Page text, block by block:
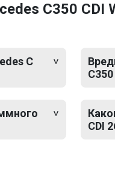
C350 CDI
C
CDI